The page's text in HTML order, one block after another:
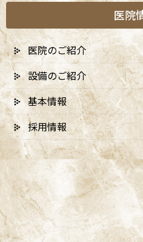
A
阿佐ヶ谷ことぶ
阿佐ヶ谷の歯医者「阿佐ヶ谷こと
央線(快速)「阿佐ケ谷駅」徒歩0
徒歩0分 / 東京メトロ丸ノ内線「
ぐでとても通いやすい場所にある
宿、東京都内、隣接県や遠方から
といえます。
医院
医院のご紹介
設備のご紹介
基本情報
採用情報